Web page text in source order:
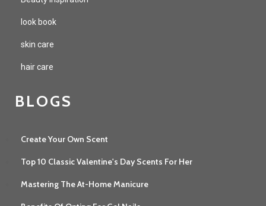
look book
skin care
hair care
BLOGS
Create Your Own Scent
Top 10 Classic Valentine's Day Scents For Her
Mastering The At-Home Manicure